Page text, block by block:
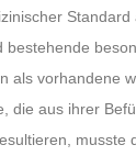
als vorhandene
die aus ihrer
musste